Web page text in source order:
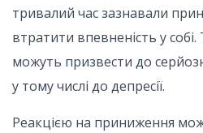
тривалий час зазнавали
втратити впевненість у
можуть призвести до
у тому числі до депресії.
Реакцією на приниження